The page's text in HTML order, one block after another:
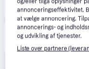
Makita Plæneklipper lxt
Produktet fås også hos
annonceringseffektivitet.
at vælge annoncering.
annoncerings- og
og udvikling af tjenester.
Liste over partnere